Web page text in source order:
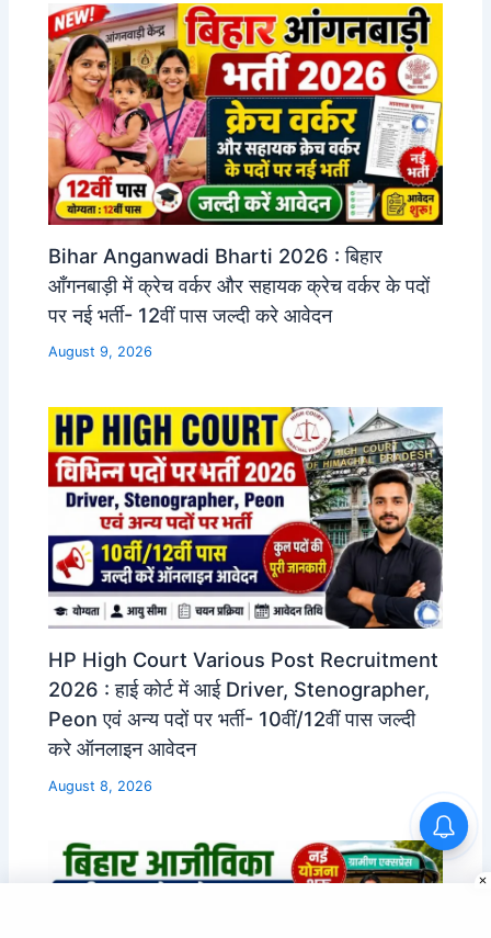
Bihar Anganwadi Bharti 2026 : बिहार
आँगनबाड़ी में क्रेच वर्कर और सहायक क्रेच वर्कर के पदों
पर नई भर्ती- 12वीं पास जल्दी करे आवेदन
August 9, 2026
HP High Court Various Post Recruitment
2026 : हाई कोर्ट में आई Driver, Stenographer,
Peon एवं अन्य पदों पर भर्ती- 10वीं/12वीं पास जल्दी
करे ऑनलाइन आवेदन
August 8, 2026